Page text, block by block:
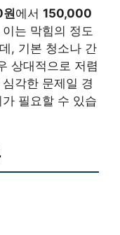
에서 150,000
는 막힘의 정도
, 기본 청소나 간
상대적으로 저렴
각한 문제일 경
필요할 수 있습